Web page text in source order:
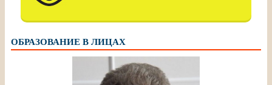
ОБРАЗОВАНИЕ В ЛИЦАХ